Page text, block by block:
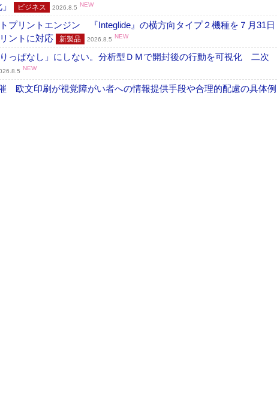
ビジネス 2026.8.5 NEW
リントエンジン 『Integlide』の横方向タイプ２機種を７月31日
ントに対応
新製品 2026.8.5 NEW
っぱなし」にしない。分析型ＤＭで開封後の行動を可視化 二次
NEW
欧文印刷が視覚障がい者への情報提供手段や合理的配慮の具体例